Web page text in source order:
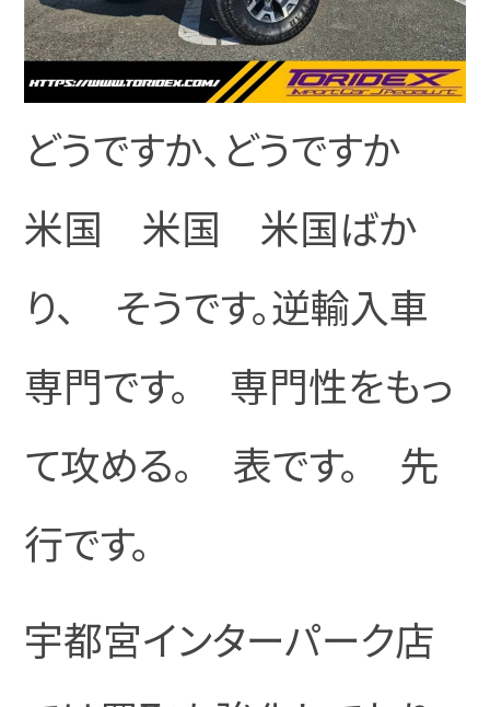
どうですか、どうですか
米国 米国 米国ばか
り、 そうです。逆輸入車
専門です。 専門性をもっ
て攻める。 表です。 先
行です。
宇都宮インターパーク店